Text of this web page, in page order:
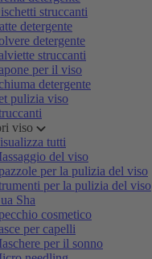
struccanti
detergente
detergente
struccanti
per il viso
detergente
pulizia viso
viso
tutti
del viso
per la pulizia del viso
per la pulizia del viso
Sha
cosmetico
per capelli
per il sonno